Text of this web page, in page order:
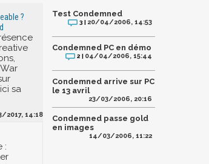
?
sa
2017, 14:18
:
Test Condemned
3 | 20/04/2006, 14:53
Condemned PC en démo
2 | 04/04/2006, 15:44
Condemned arrive sur PC
le 13 avril
23/03/2006, 20:16
Condemned passe gold
en images
14/03/2006, 11:22